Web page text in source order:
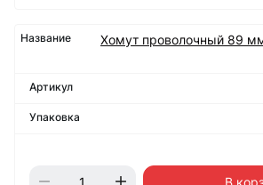
Хомут проволочный 89
В